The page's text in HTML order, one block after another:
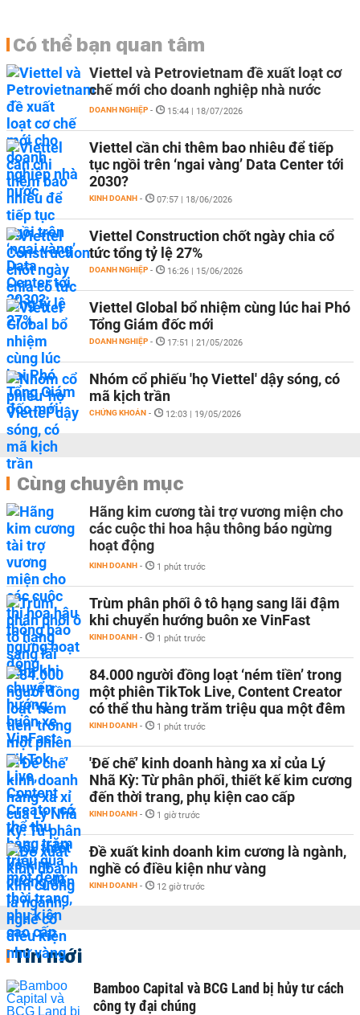
Có thể bạn quan tâm
Viettel và Petrovietnam đề xuất loạt cơ
chế mới cho doanh nghiệp nhà nước
DOANH NGHIỆP - 15:44 | 18/07/2026
Viettel cần chi thêm bao nhiêu để tiếp
tục ngồi trên ‘ngai vàng’ Data Center tới
2030?
KINH DOANH - 07:57 | 18/06/2026
Viettel Construction chốt ngày chia cổ
tức tổng tỷ lệ 27%
DOANH NGHIỆP - 16:26 | 15/06/2026
Viettel Global bổ nhiệm cùng lúc hai Phó
Tổng Giám đốc mới
DOANH NGHIỆP - 17:51 | 21/05/2026
Nhóm cổ phiếu 'họ Viettel' dậy sóng, có
mã kịch trần
CHỨNG KHOÁN - 12:03 | 19/05/2026
Cùng chuyên mục
Hãng kim cương tài trợ vương miện cho
các cuộc thi hoa hậu thông báo ngừng
hoạt động
KINH DOANH - 1 phút trước
Trùm phân phối ô tô hạng sang lãi đậm
khi chuyển hướng buôn xe VinFast
KINH DOANH - 1 phút trước
84.000 người đồng loạt ‘ném tiền’ trong
một phiên TikTok Live, Content Creator
có thể thu hàng trăm triệu qua một đêm
KINH DOANH - 1 phút trước
'Đế chế’ kinh doanh hàng xa xỉ của Lý
Nhã Kỳ: Từ phân phối, thiết kế kim cương
đến thời trang, phụ kiện cao cấp
KINH DOANH - 1 giờ trước
Đề xuất kinh doanh kim cương là ngành,
nghề có điều kiện như vàng
KINH DOANH - 12 giờ trước
Tin mới
Bamboo Capital và BCG Land bị hủy tư cách
công ty đại chúng